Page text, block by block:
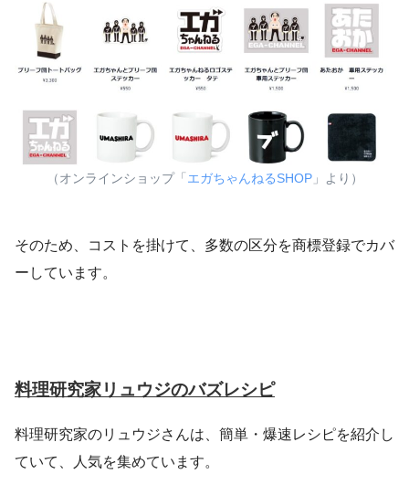
（オンラインショップ「 エガちゃんねるSHOP」より）
そのため、コストを掛けて、多数の区分を商標登録でカバ
ーしています。
料理研究家リュウジのバズレシピ
料理研究家のリュウジさんは、簡単・爆速レシピを紹介し
ていて、人気を集めています。